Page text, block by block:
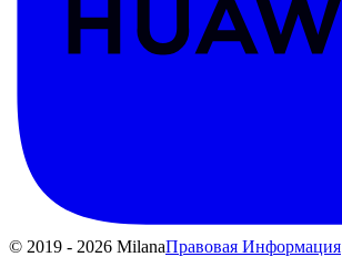
© 2019 - 2026 MilanaПравовая Информация